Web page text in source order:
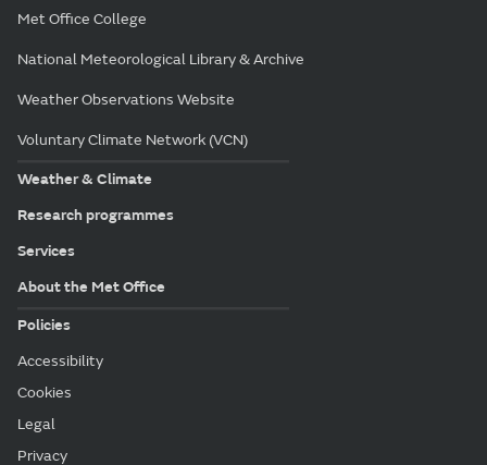
Met Office College
National Meteorological Library & Archive
Weather Observations Website
Voluntary Climate Network (VCN)
Weather & Climate
Research programmes
Services
About the Met Office
Policies
Accessibility
Cookies
Legal
Privacy